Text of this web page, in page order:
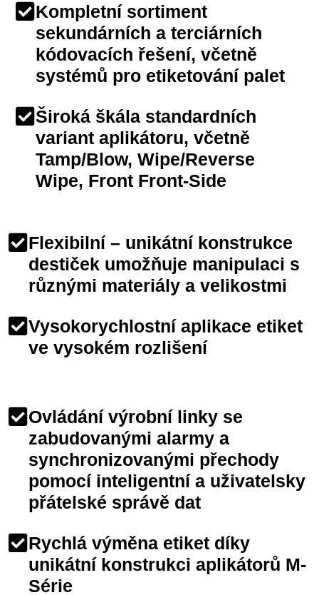
Kompletní sortiment
sekundárních a terciárních
kódovacích řešení, včetně
systémů pro etiketování palet
Široká škála standardních
variant aplikátoru, včetně
Tamp/Blow, Wipe/Reverse
Wipe, Front Front-Side
Flexibilní – unikátní konstrukce
destiček umožňuje manipulaci s
různými materiály a velikostmi
Vysokorychlostní aplikace etiket
ve vysokém rozlišení
Ovládání výrobní linky se
zabudovanými alarmy a
synchronizovanými přechody
pomocí inteligentní a uživatelsky
přátelské správě dat
Rychlá výměna etiket díky
unikátní konstrukci aplikátorů M-
Série